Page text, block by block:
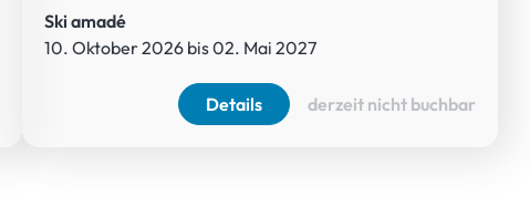
Ski amadé
10. Oktober 2026 bis 02. Mai 2027
Details derzeit nicht buchbar